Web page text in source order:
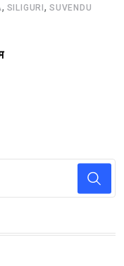
, SILIGURI,SUVENDU